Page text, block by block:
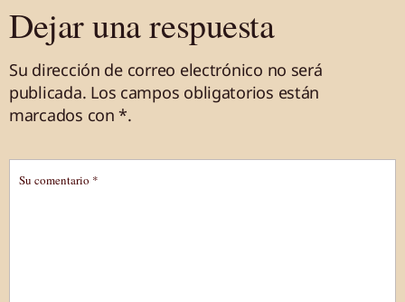
Dejar una respuesta
Su dirección de correo electrónico no será
publicada. Los campos obligatorios están
marcados con *.